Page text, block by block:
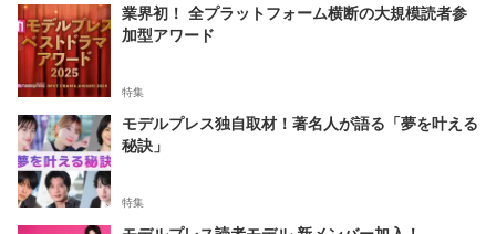
業界初！ 全プラットフォーム横断の大規模読者参
加型アワード
特集
モデルプレス独自取材！著名人が語る「夢を叶える
秘訣」
特集